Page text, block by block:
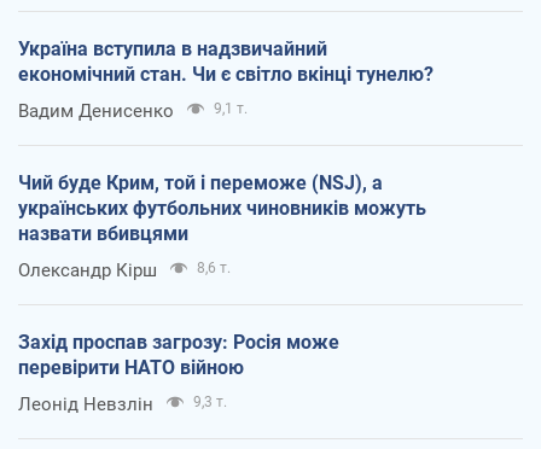
Україна вступила в надзвичайний
економічний стан. Чи є світло вкінці тунелю?
Вадим Денисенко 9,1 т.
Чий буде Крим, той і переможе (NSJ), а
українських футбольних чиновників можуть
назвати вбивцями
Олександр Кірш 8,6 т.
Захід проспав загрозу: Росія може
перевірити НАТО війною
Леонід Невзлін 9,3 т.